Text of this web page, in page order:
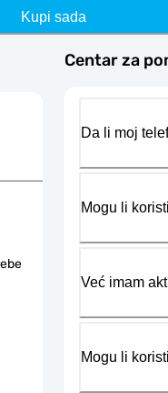
Kupi sada
Centar za
Da li moj
Mogu li
Već imam
Mogu li